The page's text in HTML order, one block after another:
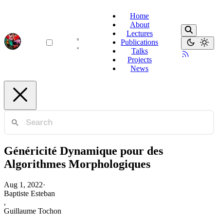
Home
About
Lectures
Publications
Talks
Projects
News
Généricité Dynamique pour des
Algorithmes Morphologiques
Aug 1, 2022·
Baptiste Esteban
,
Guillaume Tochon